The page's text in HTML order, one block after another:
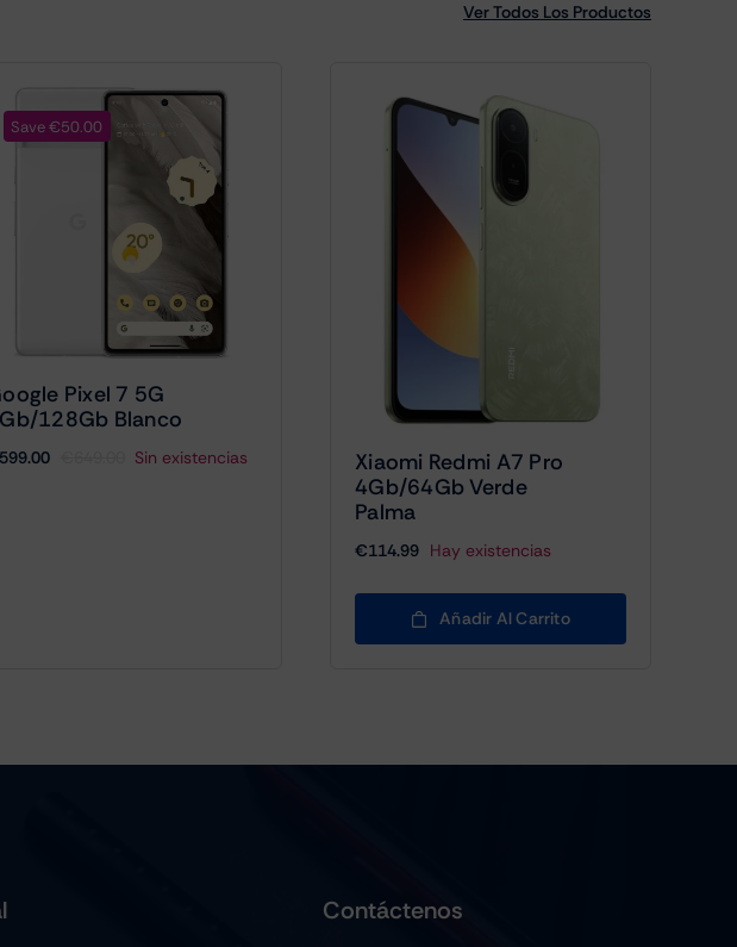
Ver Todos Los Productos
Save €50.00
Pixel 7 5G
128Gb Blanco
599.00 Sin existencias
Xiaomi Redmi A7 Pro
4Gb/64Gb Verde
Palma
€114.99 Hay existencias
Añadir Al Carrito
Contáctenos